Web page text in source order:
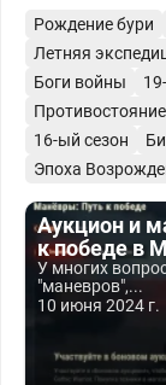
Рождение бури
Летняя
Боги войны
Противостояние
16-ый сезон
Эпоха
Аукцион и
к победе в
У многих
"маневров",...
10 июня 2024 г.